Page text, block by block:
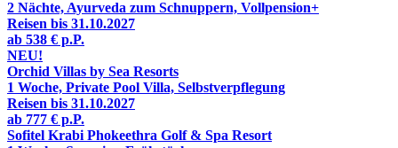
2 Nächte, Ayurveda zum Schnuppern, Vollpension+
Reisen bis 31.10.2027
ab 538 € p.P.
NEU!
Orchid Villas by Sea Resorts
1 Woche, Private Pool Villa, Selbstverpflegung
Reisen bis 31.10.2027
ab 777 € p.P.
Sofitel Krabi Phokeethra Golf & Spa Resort